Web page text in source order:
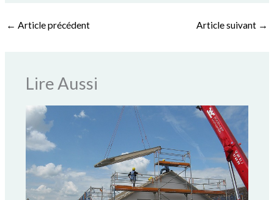
← Article précédent Article suivant →
Lire Aussi